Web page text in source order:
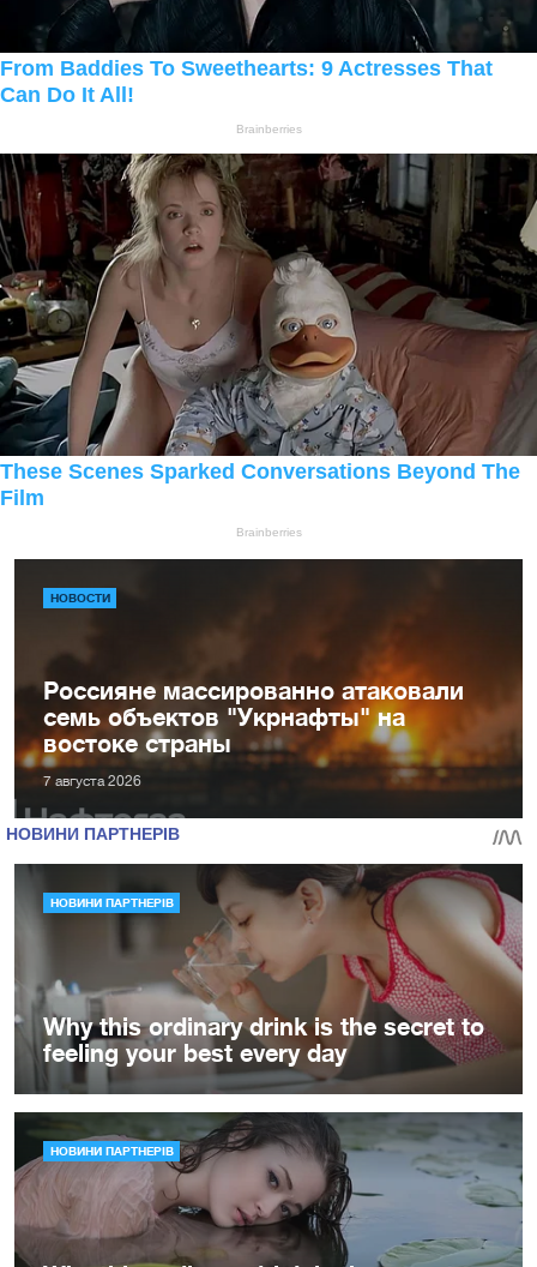
НОВОСТИ
Россияне массированно атаковали
семь объектов "Укрнафты" на
востоке страны
7 августа 2026